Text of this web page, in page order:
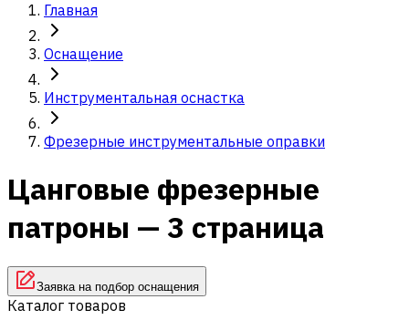
Главная
Оснащение
Инструментальная оснастка
Фрезерные инструментальные оправки
Цанговые фрезерные
патроны — 3 страница
Заявка на подбор оснащения
Каталог товаров